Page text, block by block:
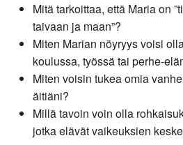
Mitä tarkoittaa, että Maria on
taivaan ja maan”?
Miten Marian nöyryys voisi
koulussa, työssä tai perhe-
Miten voisin tukea omia
äitiäni?
Millä tavoin voin olla
jotka elävät vaikeuksien